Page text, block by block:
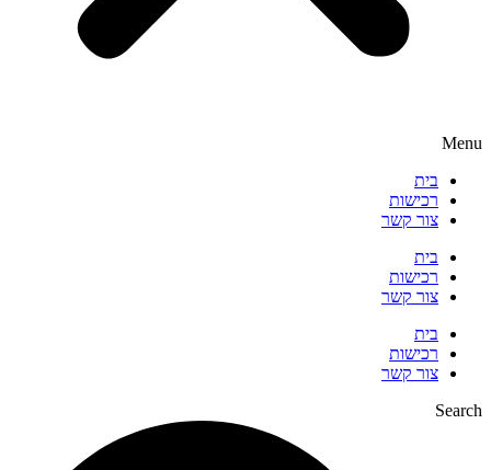
Menu
בית
רכישות
צור קשר
בית
רכישות
צור קשר
בית
רכישות
צור קשר
Search